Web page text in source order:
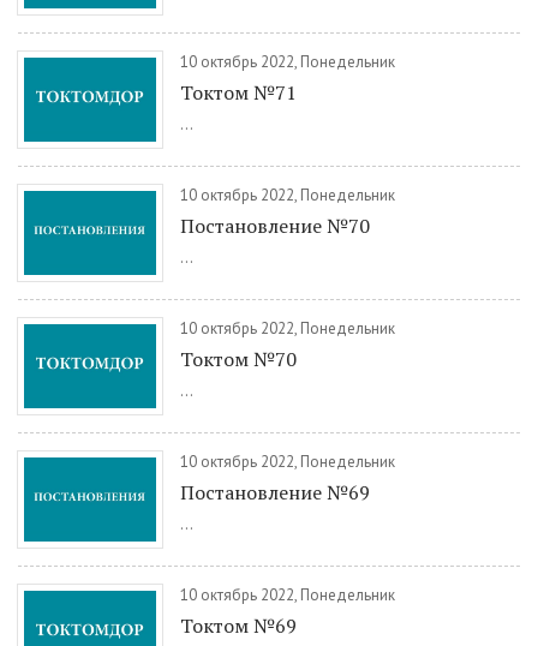
10 октябрь 2022, Понедельник
Токтом №71
...
10 октябрь 2022, Понедельник
Постановление №70
...
10 октябрь 2022, Понедельник
Токтом №70
...
10 октябрь 2022, Понедельник
Постановление №69
...
10 октябрь 2022, Понедельник
Токтом №69